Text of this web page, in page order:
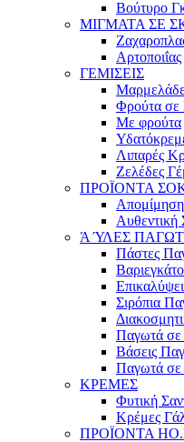
Βούτυρο
ΜΙΓΜΑΤΑ ΣΕ
Αρτοποιΐας
ΓΕΜΙΣΕΙΣ
Φρούτα σε
Με φρούτα
Λιπαρές
Ζελέδες
ΠΡΟΪΟΝΤΑ
Αυθεντική
Ά ΎΛΕΣ
Πάστες
Βαριεγκάτο
Σιρόπια
Παγωτά σε
Βάσεις
Παγωτά σε
ΚΡΕΜΕΣ
Φυτική
Κρέμες
ΠΡΟΪΟΝΤΑ